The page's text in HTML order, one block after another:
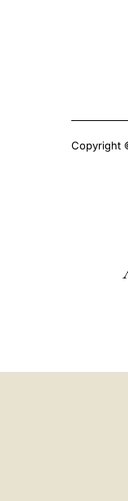
Copyright